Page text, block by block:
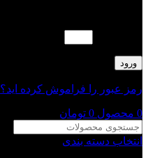
ورود
رمز عبور را فراموش کرده اید؟
0 محصول 0 تومان
انتخاب دسته بندی